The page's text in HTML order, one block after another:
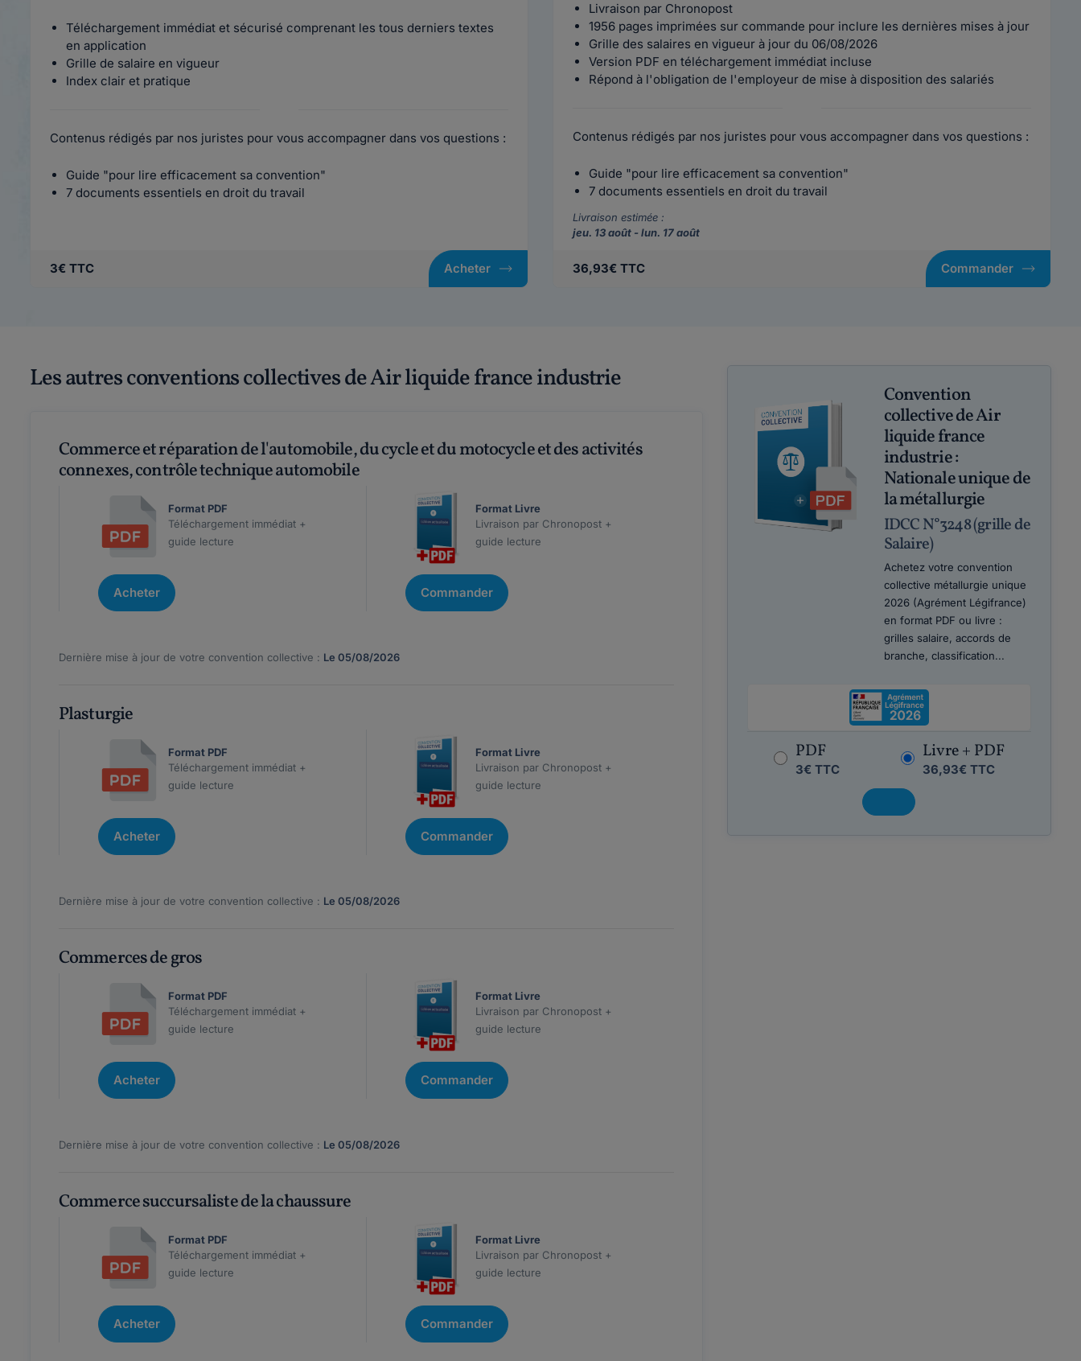
Téléchargement immédiat et sécurisé comprenant les tous derniers textes
en application
Grille de salaire en vigueur
Index clair et pratique
Contenus rédigés par nos juristes pour vous accompagner dans vos questions :
Guide "pour lire efficacement sa convention"
7 documents essentiels en droit du travail
3€ TTC Acheter
Livraison par Chronopost
1956 pages imprimées sur commande pour inclure les dernières mises à jour
Grille des salaires en vigueur à jour du 06/08/2026
Version PDF en téléchargement immédiat incluse
Répond à l'obligation de l'employeur de mise à disposition des salariés
Contenus rédigés par nos juristes pour vous accompagner dans vos questions :
Guide "pour lire efficacement sa convention"
7 documents essentiels en droit du travail
Livraison estimée :
jeu. 13 août - lun. 17 août
36,93€ TTC Commander
Les autres conventions collectives de Air liquide france industrie
Commerce et réparation de l'automobile, du cycle et du motocycle et des activités
connexes, contrôle technique automobile
Format PDF
Téléchargement immédiat +
guide lecture
Acheter
Format Livre
Livraison par Chronopost +
guide lecture
Commander
Dernière mise à jour de votre convention collective : Le 05/08/2026
Plasturgie
Format PDF
Téléchargement immédiat +
guide lecture
Acheter
Format Livre
Livraison par Chronopost +
guide lecture
Commander
Dernière mise à jour de votre convention collective : Le 05/08/2026
Commerces de gros
Format PDF
Téléchargement immédiat +
guide lecture
Acheter
Format Livre
Livraison par Chronopost +
guide lecture
Commander
Dernière mise à jour de votre convention collective : Le 05/08/2026
Commerce succursaliste de la chaussure
Format PDF
Téléchargement immédiat +
guide lecture
Acheter
Format Livre
Livraison par Chronopost +
guide lecture
Commander
Convention
collective de Air
liquide france
industrie :
Nationale unique de
la métallurgie
IDCC N°3248 (grille de
Salaire)
Achetez votre convention
collective métallurgie unique
2026 (Agrément Légifrance)
en format PDF ou livre :
grilles salaire, accords de
branche, classification...
PDF
3€ TTC
Livre + PDF
36,93€ TTC